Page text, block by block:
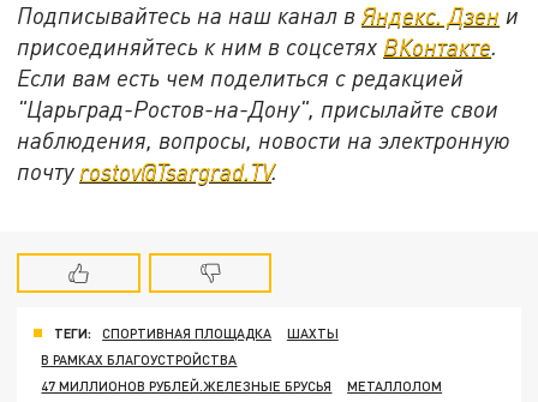
Подписывайтесь на наш канал вЯндекс. Дзен и
присоединяйтесь к ним в соцсетях ВКонтакте.
Если вам есть чем поделиться с редакцией
"Царьград-Ростов-на-Дону", присылайте свои
наблюдения, вопросы, новости на электронную
почту rostov@Tsargrad.ТV.
ТЕГИ: СПОРТИВНАЯ ПЛОЩАДКА
ШАХТЫ
В РАМКАХ БЛАГОУСТРОЙСТВА
47 МИЛЛИОНОВ РУБЛЕЙ.ЖЕЛЕЗНЫЕ БРУСЬЯ
МЕТАЛЛОЛОМ